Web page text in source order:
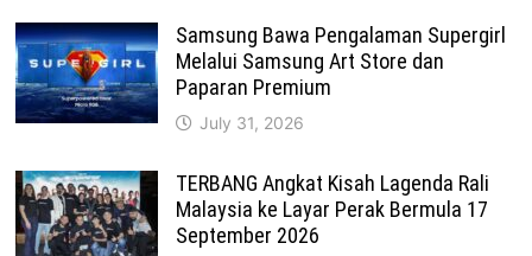
Samsung Bawa Pengalaman Supergirl
Melalui Samsung Art Store dan
Paparan Premium
July 31, 2026
TERBANG Angkat Kisah Lagenda Rali
Malaysia ke Layar Perak Bermula 17
September 2026